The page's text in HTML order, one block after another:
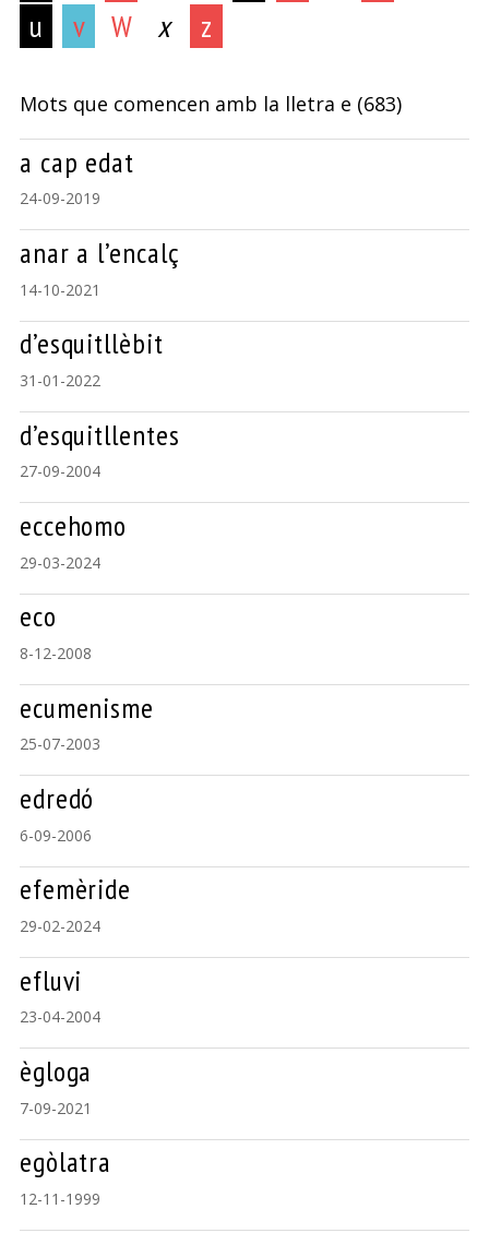
u
v W x z
Mots que comencen amb la lletra e (683)
a cap edat
24-09-2019
anar a l’encalç
14-10-2021
d’esquitllèbit
31-01-2022
d’esquitllentes
27-09-2004
eccehomo
29-03-2024
eco
8-12-2008
ecumenisme
25-07-2003
edredó
6-09-2006
efemèride
29-02-2024
efluvi
23-04-2004
ègloga
7-09-2021
egòlatra
12-11-1999